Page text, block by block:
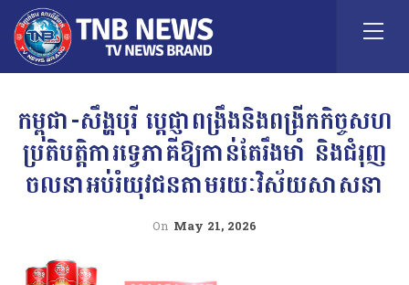
កម្ពុជា-សឹង្ហបុរី ប្ដេជ្ញាពង្រឹងនិងពង្រីកកិច្ចសហ
ប្រតិបត្តិការទ្វេភាគីឱ្យកាន់តែរឹងមាំ និងជំរុញ
ចលនាអប់រំយុវជនតាមរយៈវិស័យសាសនា
On May 21, 2026